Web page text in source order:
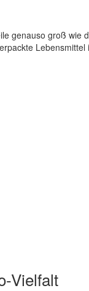
genauso groß
Vielfalt